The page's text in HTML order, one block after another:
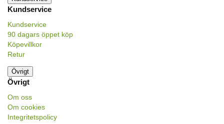
Kundservice
Kundservice
90 dagars öppet köp
Köpevillkor
Retur
Övrigt
Övrigt
Om oss
Om cookies
Integritetspolicy